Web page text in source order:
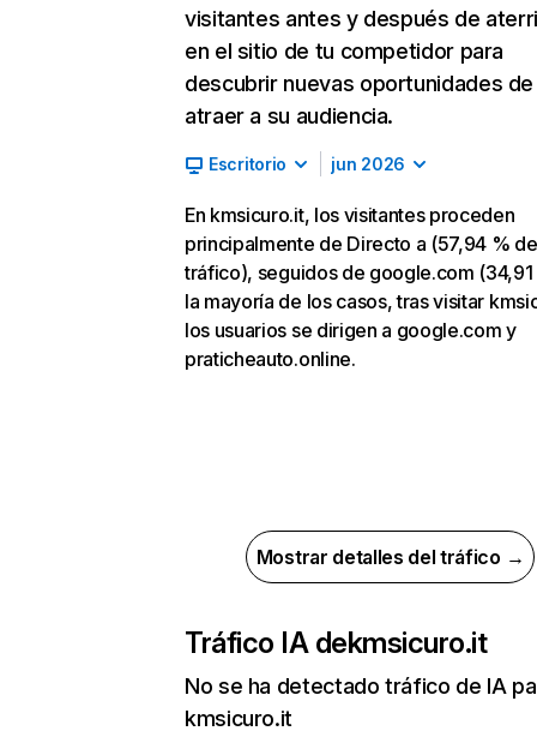
visitantes antes y después de
en el sitio de tu competidor para
descubrir nuevas oportunidades de
atraer a su audiencia.
Escritorio jun 2026
En kmsicuro.it, los visitantes proceden
principalmente de Directo a (57,94 % de
tráfico), seguidos de google.com (34,91
la mayoría de los casos, tras visitar
los usuarios se dirigen a google.com y
praticheauto.online.
Mostrar detalles del tráfico →
Tráfico IA dekmsicuro.it
No se ha detectado tráfico de IA
kmsicuro.it